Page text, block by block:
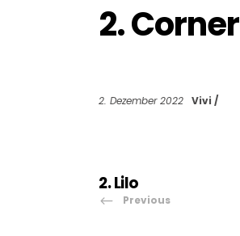
2. Corner
2. Dezember 2022 Vivi
2. Lilo
Previous